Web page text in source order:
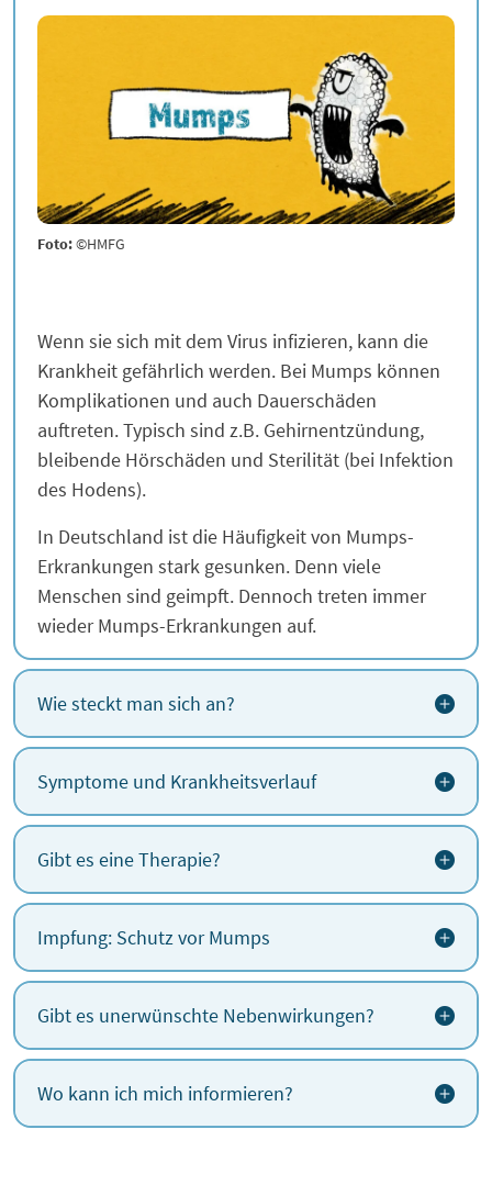
Foto:©HMFG
Wenn sie sich mit dem Virus infizieren, kann die
Krankheit gefährlich werden. Bei Mumps können
Komplikationen und auch Dauerschäden
auftreten. Typisch sind z.B. Gehirnentzündung,
bleibende Hörschäden und Sterilität (bei Infektion
des Hodens).
In Deutschland ist die Häufigkeit von Mumps-
Erkrankungen stark gesunken. Denn viele
Menschen sind geimpft. Dennoch treten immer
wieder Mumps-Erkrankungen auf.
Wie steckt man sich an?
Symptome und Krankheitsverlauf
Gibt es eine Therapie?
Impfung: Schutz vor Mumps
Gibt es unerwünschte Nebenwirkungen?
Wo kann ich mich informieren?